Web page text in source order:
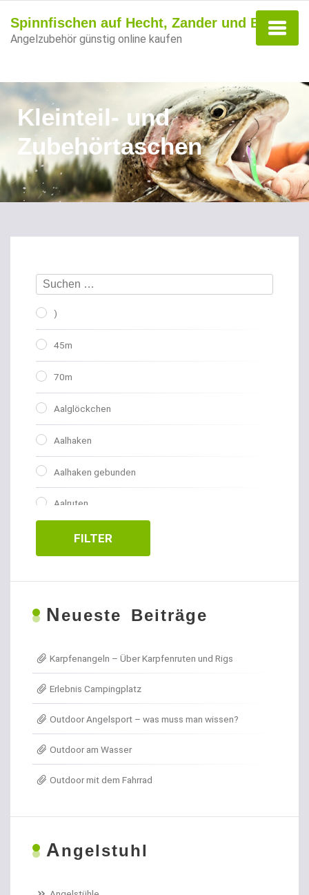
Spinnfischen auf Hecht, Zander und Barsch
Angelzubehör günstig online kaufen
Kleinteil- und
Zubehörtaschen
)
45m
70m
Aalglöckchen
Aalhaken
Aalhaken gebunden
Aalruten
Abhakmatten
Angel- / Jagd- & Outdoormesser
Angelkoffer
Angelrollen für das Forellenangeln
Angelschnur Dorsch
Angelschnur Feedern
FILTER
Neueste Beiträge
Karpfenangeln – Über Karpfenruten und Rigs
Erlebnis Campingplatz
Outdoor Angelsport – was muss man wissen?
Outdoor am Wasser
Outdoor mit dem Fahrrad
Angelstuhl